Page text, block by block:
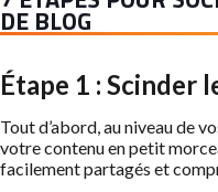
DE BLOG
Étape 1 : Scinder
Tout d’abord, au niveau de
votre contenu en petit
facilement partagés et